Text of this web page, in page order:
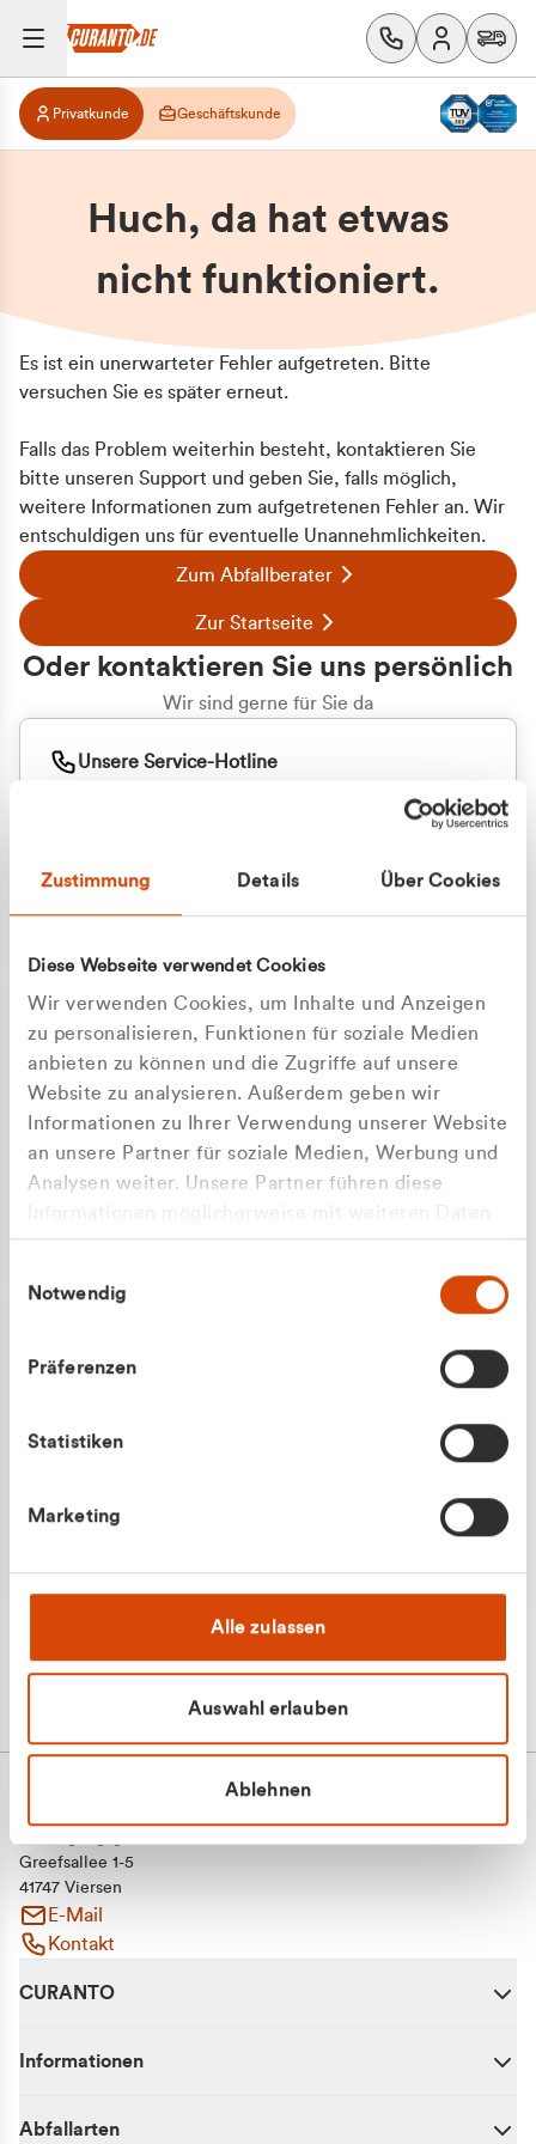
Zustimmung Details Über Cookies
Diese Webseite verwendet Cookies
Wir verwenden Cookies, um Inhalte und Anzeigen
zu personalisieren, Funktionen für soziale Medien
anbieten zu können und die Zugriffe auf unsere
Website zu analysieren. Außerdem geben wir
Informationen zu Ihrer Verwendung unserer Website
an unsere Partner für soziale Medien, Werbung und
Analysen weiter. Unsere Partner führen diese
zusammen, die Sie ihnen bereitgestellt haben oder
gesammelt haben.
Notwendig
Präferenzen
Statistiken
Marketing
Alle zulassen
Auswahl erlauben
Ablehnen
Privatkunde Geschäftskunde
Huch, da hat etwas
nicht funktioniert.
Es ist ein unerwarteter Fehler aufgetreten. Bitte
versuchen Sie es später erneut.
Falls das Problem weiterhin besteht, kontaktieren Sie
bitte unseren Support und geben Sie, falls möglich,
weitere Informationen zum aufgetretenen Fehler an. Wir
entschuldigen uns für eventuelle Unannehmlichkeiten.
Zum Abfallberater
Zur Startseite
Oder kontaktieren Sie uns persönlich
Wir sind gerne für Sie da
Unsere Service-Hotline
+49 177 8376058
Apilash Balanesan
Greefsallee 1-5
41747 Viersen
E-Mail
Kontakt
CURANTO
Informationen
Abfallarten